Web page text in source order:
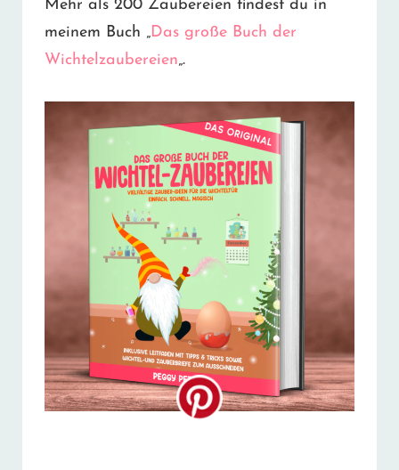
Mehr als 200 Zaubereien findest du in
meinem Buch „Das große Buch der
Wichtelzaubereien„.